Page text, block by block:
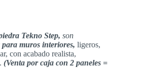
Tekno Step, son
para muros interiores, ligeros,
con acabado realista,
(Venta por caja con 2 paneles =